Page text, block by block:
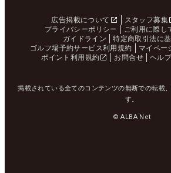
広告掲載について スタッフ募集
プライバシーポリシー
ご利用に際し
ガイドライン
特定商取引法に
ゴルフ場予約サービス利用規約
マイペー
ポイント利用規約
お問合せ ヘル
掲載されている全てのコンテンツの無断での転載
す。
© ALBA Net